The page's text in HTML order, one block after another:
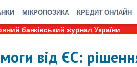
МІКРОПОЗИКА КРЕДИТ ОНЛАЙН
банківський журнал України
від ЄС: